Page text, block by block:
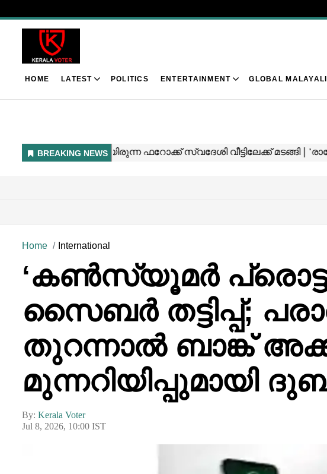
HOME LATEST POLITICS ENTERTAINMENT GLOBAL MALAYALI
Home International
‘കൺസ്യൂമർ
സൈബർ തട്ടിപ്പ്;
തുറന്നാൽ ബാങ്ക്
മുന്നറിയിപ്പുമായി
By: Kerala Voter
Jul 8, 2026, 10:00 IST